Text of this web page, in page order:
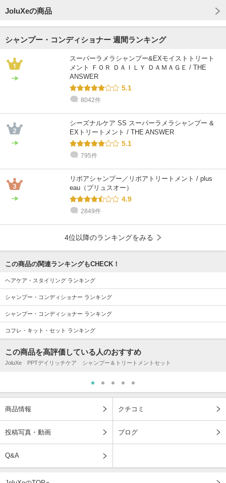
JoluXeの商品
シャンプー・コンディショナー 週間ランキング
スーパーラメラシャンプー&EXモイストトリート
メント ＦＯＲ ＤＡＩＬＹ ＤＡＭＡＧＥ / THE
ANSWER
5.1
8042件
シーズナルケア SS スーパーラメラシャンプー &
EXトリートメント / THE ANSWER
5.1
795件
リポアシャンプー／リポアトリートメント / plus
eau（プリュスオー）
4.9
2849件
4位以降のランキングをみる
この商品の関連ランキングもCHECK！
ヘアケア・スタイリング ランキング
シャンプー・コンディショナー ランキング
シャンプー・コンディショナー ランキング
コフレ・キット・セット ランキング
この商品を高評価している人のおすすめ
JoluXe PPTデイリッチケア シャンプー＆トリートメントセット
商品情報 クチコミ
投稿写真・動画 ブログ
Q&A